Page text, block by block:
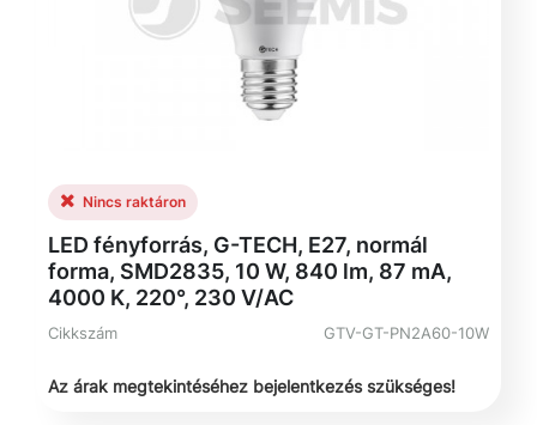
Nincs raktáron
LED fényforrás, G-TECH, E27, normál
forma, SMD2835, 10 W, 840 lm, 87 mA,
4000 K, 220°, 230 V/AC
Cikkszám GTV-GT-PN2A60-10W
Az árak megtekintéséhez bejelentkezés szükséges!